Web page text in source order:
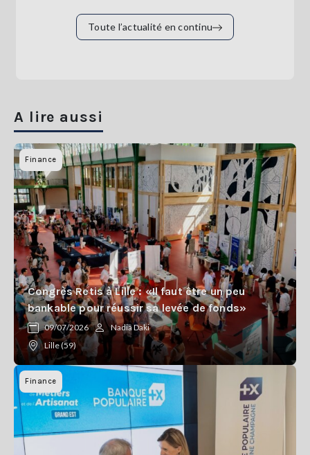
Toute l’actualité en continu
A lire aussi
Finance
Congrès Retis à Lille : «Il faut être un peu
bankable pour réussir sa levée de fonds»
09/07/2026
Nadia Daki
Lille (59)
Finance